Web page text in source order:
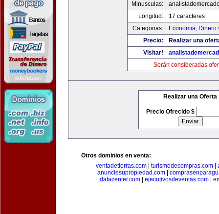
Minusculas:
Longitud:
17 caracteres
Categorias:
Economia, Dinero
Precio:
Realizar una
Visitar!
Serán consideradas
Realizar una Oferta
Precio Ofrecido $
Otros dominios en venta:
ventadetierras.com
turismodecompras.com
anunciesupropiedad.com|
datacenter.com
ejecutivosdeventas.com